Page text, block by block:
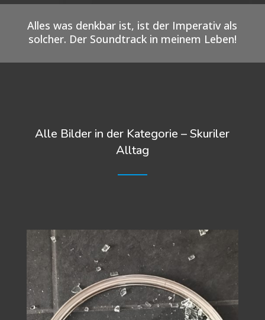
Alles was denkbar ist, ist der Imperativ als
solcher. Der Soundtrack in meinem Leben!
Alle Bilder in der Kategorie – Skuriler
Alltag